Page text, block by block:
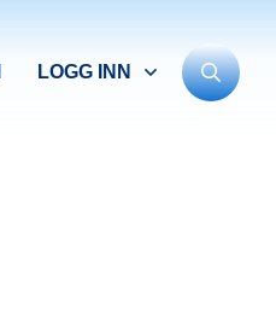
LOGG INN